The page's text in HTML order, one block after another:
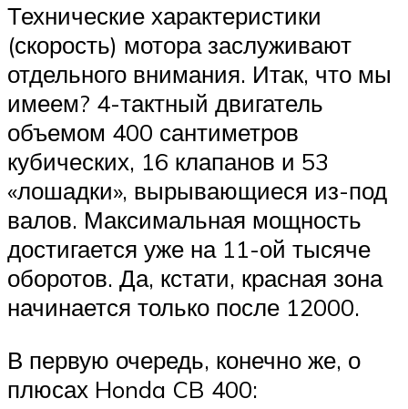
Технические характеристики
(скорость) мотора заслуживают
отдельного внимания. Итак, что мы
имеем? 4-тактный двигатель
объемом 400 сантиметров
кубических, 16 клапанов и 53
«лошадки», вырывающиеся из-под
валов. Максимальная мощность
достигается уже на 11-ой тысяче
оборотов. Да, кстати, красная зона
начинается только после 12000.
В первую очередь, конечно же, о
плюсах Honda CB 400: